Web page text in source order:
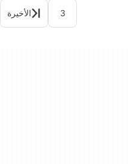
3 الأخيرة